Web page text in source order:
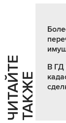
Ч
И
Т
АЙ
Т
Е
Т
А
К
ЖЕ
В ГД